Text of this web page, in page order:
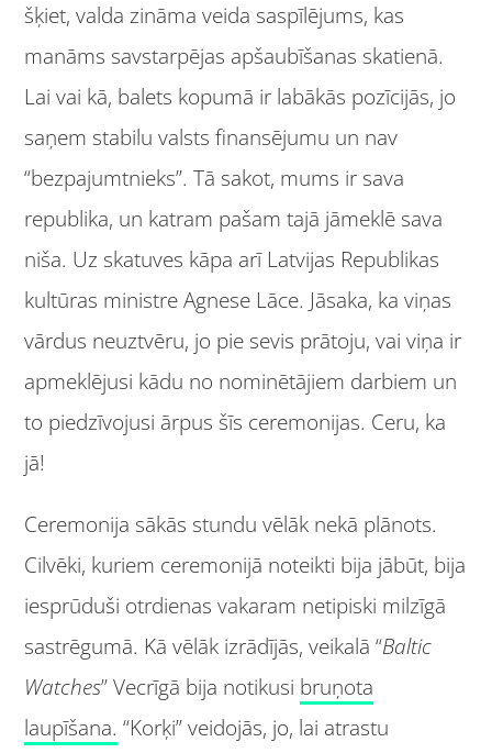
šķiet, valda zināma veida saspīlējums, kas
manāms savstarpējas apšaubīšanas skatienā.
Lai vai kā, balets kopumā ir labākās pozīcijās, jo
saņem stabilu valsts finansējumu un nav
“bezpajumtnieks”. Tā sakot, mums ir sava
republika, un katram pašam tajā jāmeklē sava
niša. Uz skatuves kāpa arī Latvijas Republikas
kultūras ministre Agnese Lāce. Jāsaka, ka viņas
vārdus neuztvēru, jo pie sevis prātoju, vai viņa ir
apmeklējusi kādu no nominētājiem darbiem un
to piedzīvojusi ārpus šīs ceremonijas. Ceru, ka
jā!
Ceremonija sākās stundu vēlāk nekā plānots.
Cilvēki, kuriem ceremonijā noteikti bija jābūt, bija
iesprūduši otrdienas vakaram netipiski milzīgā
sastrēgumā. Kā vēlāk izrādījās, veikalā “Baltic
Watches” Vecrīgā bija notikusi bruņota
laupīšana. “Korķi” veidojās, jo, lai atrastu